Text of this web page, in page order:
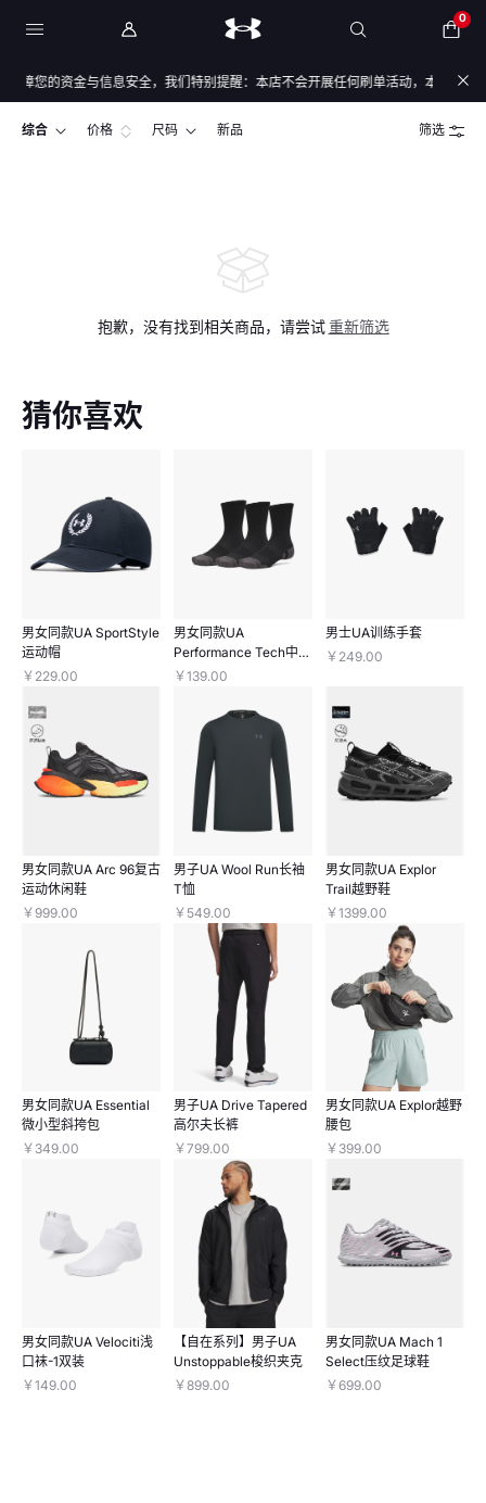
0
障您的资金与信息安全，我们特别提醒：本店不会开展任何刷单活动，本店任何
综合 价格 尺码 新品 筛选
抱歉，没有找到相关商品，请尝试 重新筛选
猜你喜欢
男女同款UA SportStyle
运动帽
￥229.00
男女同款UA
Performance Tech中缓
冲中筒袜—3双装
￥139.00
男士UA训练手套
￥249.00
男女同款UA Arc 96复古
运动休闲鞋
￥999.00
男子UA Wool Run长袖
T恤
￥549.00
男女同款UA Explor
Trail越野鞋
￥1399.00
男女同款UA Essential
微小型斜挎包
￥349.00
男子UA Drive Tapered
高尔夫长裤
￥799.00
男女同款UA Explor越野
腰包
￥399.00
男女同款UA Velociti浅
口袜-1双装
￥149.00
【自在系列】男子UA
Unstoppable梭织夹克
￥899.00
男女同款UA Mach 1
Select压纹足球鞋
￥699.00